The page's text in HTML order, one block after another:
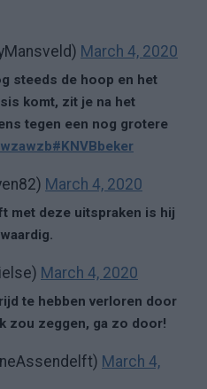
March 4, 2020
steeds de hoop en het
komt, zit je na het
tegen een nog grotere
#KNVBbeker
March 4, 2020
met deze uitspraken is hij
March 4, 2020
te hebben verloren door
zou zeggen, ga zo door!
March 4,